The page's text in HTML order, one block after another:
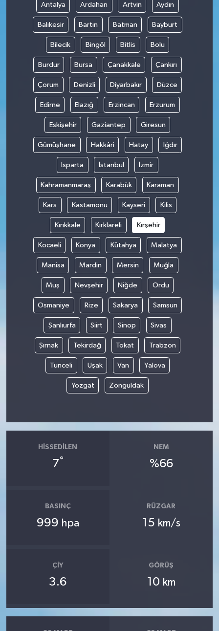
Antalya Ardahan Artvin Aydın
Balıkesir Bartın Batman Bayburt
Bilecik Bingöl Bitlis Bolu
Burdur Bursa Çanakkale Çankırı
Çorum Denizli Diyarbakır Düzce
Edirne Elazığ Erzincan Erzurum
Eskişehir Gaziantep Giresun
Gümüşhane Hakkâri Hatay Iğdır
Isparta İstanbul İzmir
Kahramanmaraş Karabük Karaman
Kars Kastamonu Kayseri Kilis
Kırıkkale Kırklareli Kırşehir
Kocaeli Konya Kütahya Malatya
Manisa Mardin Mersin Muğla
Muş Nevşehir Niğde Ordu
Osmaniye Rize Sakarya Samsun
Şanlıurfa Siirt Sinop Sivas
Şırnak Tekirdağ Tokat Trabzon
Tunceli Uşak Van Yalova
Yozgat Zonguldak
HISSEDILEN
7°
NEM
%66
BASINÇ
999 hpa
RÜZGAR
15 km/s
ÇIY
3.6
GÖRÜŞ
10 km